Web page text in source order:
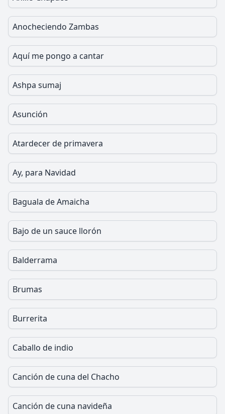
Anocheciendo Zambas
Aquí me pongo a cantar
Ashpa sumaj
Asunción
Atardecer de primavera
Ay, para Navidad
Baguala de Amaicha
Bajo de un sauce llorón
Balderrama
Brumas
Burrerita
Caballo de indio
Canción de cuna del Chacho
Canción de cuna navideña